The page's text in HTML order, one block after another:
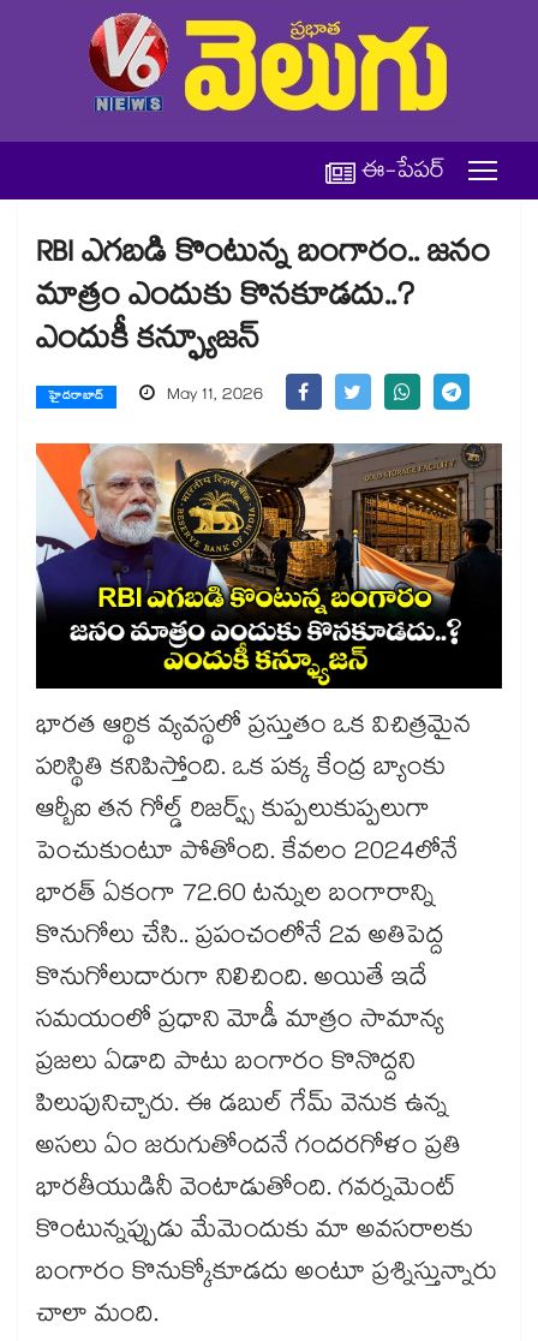
ఈ-పేపర్
RBI ఎగబడి కొంటున్న బంగారం.. జనం
మాత్రం ఎందుకు కొనకూడదు..?
ఎందుకీ కన్ఫ్యూజన్
హైదరాబాద్ May 11, 2026
భారత ఆర్థిక వ్యవస్థలో ప్రస్తుతం ఒక విచిత్రమైన
పరిస్థితి కనిపిస్తోంది. ఒక పక్క కేంద్ర బ్యాంకు
ఆర్బీఐ తన గోల్డ్ రిజర్వ్స్ కుప్పలుకుప్పలుగా
పెంచుకుంటూ పోతోంది. కేవలం 2024లోనే
భారత్ ఏకంగా 72.60 టన్నుల బంగారాన్ని
కొనుగోలు చేసి.. ప్రపంచంలోనే 2వ అతిపెద్ద
కొనుగోలుదారుగా నిలిచింది. అయితే ఇదే
సమయంలో ప్రధాని మోడీ మాత్రం సామాన్య
ప్రజలు ఏడాది పాటు బంగారం కొనొద్దని
పిలుపునిచ్చారు. ఈ డబుల్ గేమ్ వెనుక ఉన్న
అసలు ఏం జరుగుతోందనే గందరగోళం ప్రతి
భారతీయుడినీ వెంటాడుతోంది. గవర్నమెంట్
కొంటున్నప్పుడు మేమెందుకు మా అవసరాలకు
బంగారం కొనుక్కోకూడదు అంటూ ప్రశ్నిస్తున్నారు
చాలా మంది.